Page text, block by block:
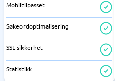
Mobiltilpasset
Søkeordoptimalisering
SSL-sikkerhet
Statistikk